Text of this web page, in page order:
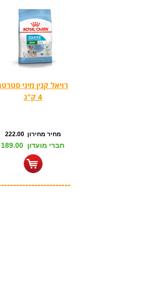
רויאל קנין מיני
4 ק"ג
מחיר מחירון 222.00
חברי מועדון 189.00